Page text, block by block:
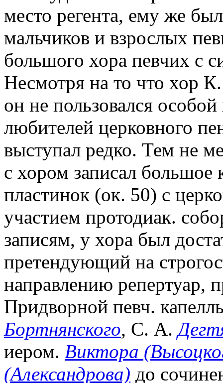
место регента, ему же
мальчиков и взрослых
большого хора певчих с
Несмотря на то что хор
он не пользовался
любителей церковного
выступал редко. Тем не
с хором записал
пластинок (ок. 50) с
участием протодиак.
записям, у хора был
претендующий на
направлению репертуар,
Придворной певч.
Бортнянского, С. А.
иером. Виктора
(Александрова) до